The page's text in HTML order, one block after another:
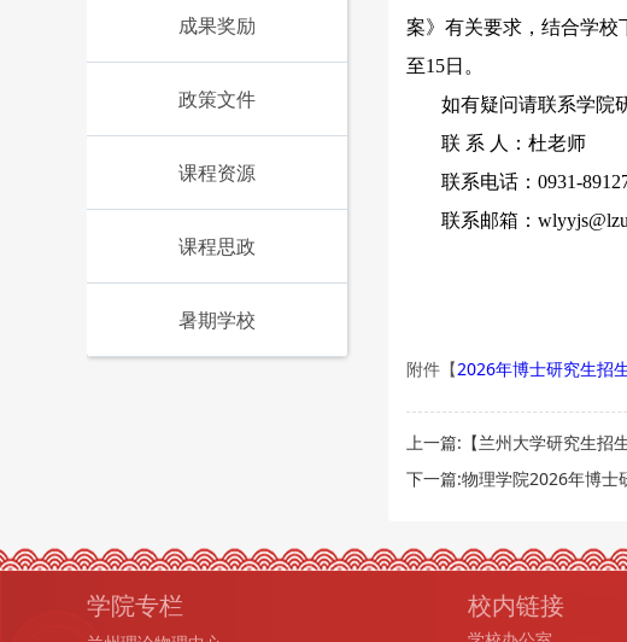
成果奖励
政策文件
课程资源
课程思政
暑期学校
案》 有关要求 ， 结合学校
至1 5日。
如有疑问请联系学院
联 系 人：杜老师
联系电话：0931-
联系邮箱：wlyyjs
附件【2026年博士研究生招
上一篇:【兰州大学研究生招
下一篇:物理学院2026年博士
学院专栏 校内链接